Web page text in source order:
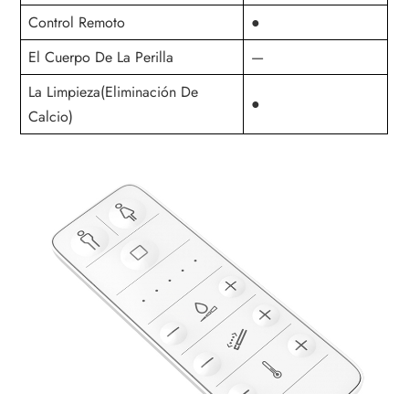
Control Remoto
●
El Cuerpo De La Perilla
—
La Limpieza(Eliminación De
Calcio)
●